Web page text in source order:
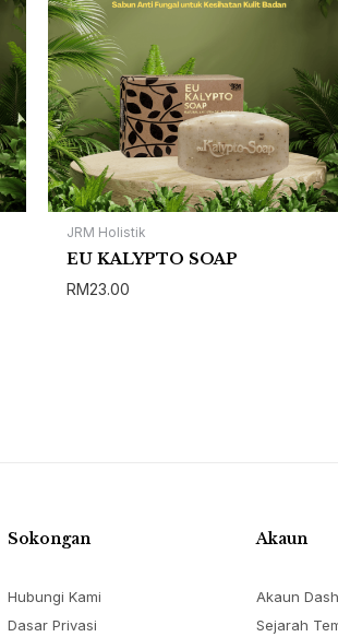
JRM Holistik
EU KALYPTO SOAP
RM23.00
Sokongan
Hubungi Kami
Dasar Privasi
Akaun
Akaun
Sejarah